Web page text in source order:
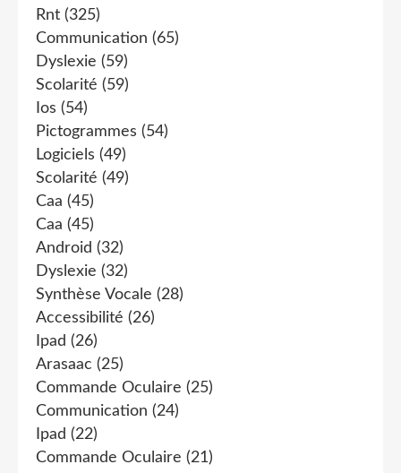
Rnt (325)
Communication (65)
Dyslexie (59)
Scolarité (59)
Ios (54)
Pictogrammes (54)
Logiciels (49)
Scolarité (49)
Caa (45)
Caa (45)
Android (32)
Dyslexie (32)
Synthèse Vocale (28)
Accessibilité (26)
Ipad (26)
Arasaac (25)
Commande Oculaire (25)
Communication (24)
Ipad (22)
Commande Oculaire (21)